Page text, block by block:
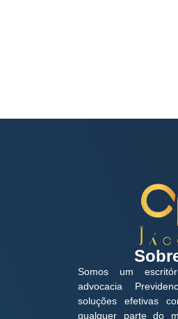
Somos um
advocacia
soluções efetivas
qualquer parte do